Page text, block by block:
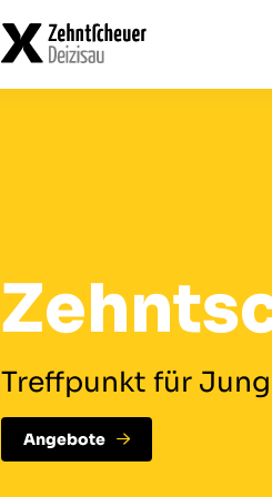
Treffpunkt für
Angebote